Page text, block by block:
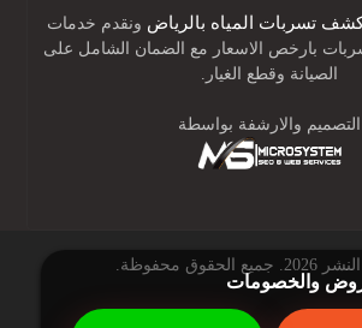
تسربات المياه بالرياض ونقدم خدمات
بارخص الاسعار مع الضمان الشامل على
الصيانة وقطع الغيار.
التصميم والارشفة بواسطة
الحقوق محفوظة.
والخصومات